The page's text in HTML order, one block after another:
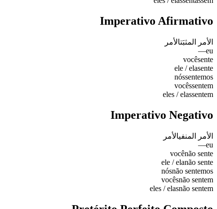
Imperativo Afirmativo
الأمر المثبَتالأمر
eu
—
vocêsente
ele / elasente
nóssentemos
vocêssentem
eles / elassentem
Imperativo Negativo
الأمر المنفيالأمر
eu
—
vocênão sente
ele / elanão sente
nósnão sentemos
vocêsnão sentem
eles / elasnão sentem